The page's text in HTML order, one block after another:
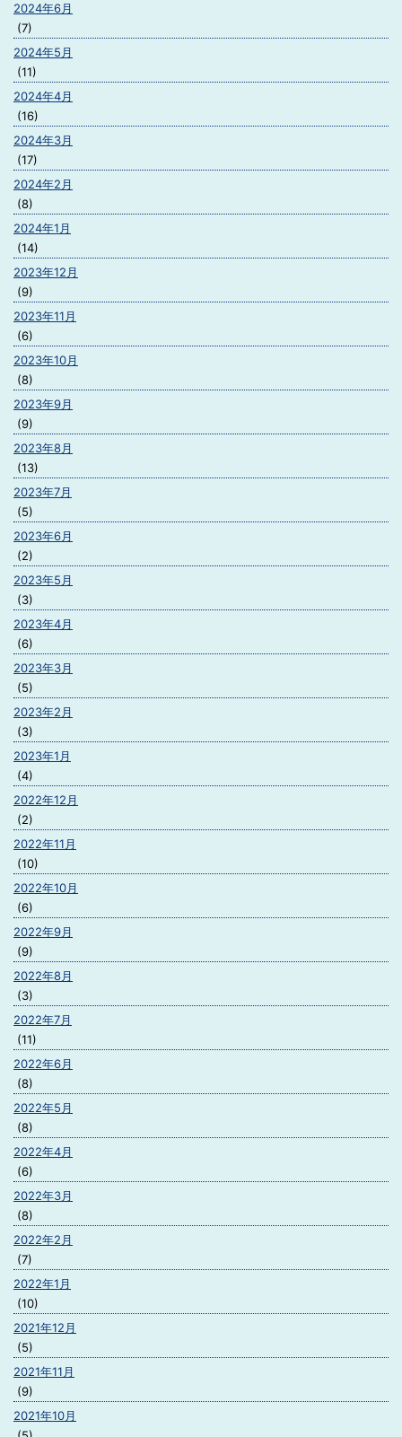
2024年6月
(7)
2024年5月
(11)
2024年4月
(16)
2024年3月
(17)
2024年2月
(8)
2024年1月
(14)
2023年12月
(9)
2023年11月
(6)
2023年10月
(8)
2023年9月
(9)
2023年8月
(13)
2023年7月
(5)
2023年6月
(2)
2023年5月
(3)
2023年4月
(6)
2023年3月
(5)
2023年2月
(3)
2023年1月
(4)
2022年12月
(2)
2022年11月
(10)
2022年10月
(6)
2022年9月
(9)
2022年8月
(3)
2022年7月
(11)
2022年6月
(8)
2022年5月
(8)
2022年4月
(6)
2022年3月
(8)
2022年2月
(7)
2022年1月
(10)
2021年12月
(5)
2021年11月
(9)
2021年10月